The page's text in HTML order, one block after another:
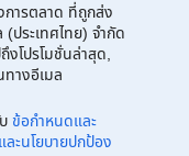
ารตลาด ที่ถูกส่ง
ประเทศไทย) จำกัด
งโปรโมชั่นล่าสุด,
างอีเมล
ข้อกำหนดและ
และนโยบายปกป้อง